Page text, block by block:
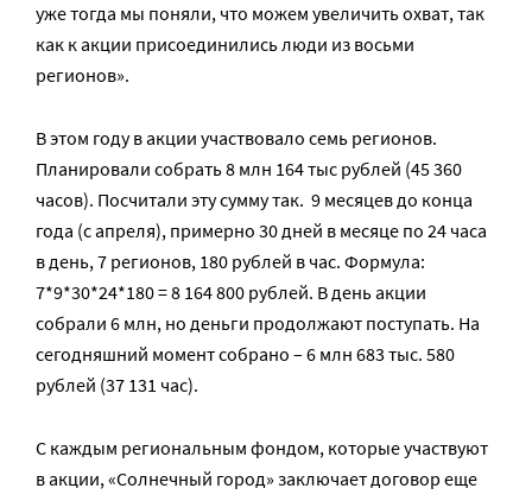
уже тогда мы поняли, что можем увеличить охват, так
как к акции присоединились люди из восьми
регионов».
В этом году в акции участвовало семь регионов.
Планировали собрать 8 млн 164 тыс рублей (45 360
часов). Посчитали эту сумму так. 9 месяцев до конца
года (с апреля), примерно 30 дней в месяце по 24 часа
в день, 7 регионов, 180 рублей в час. Формула:
7*9*30*24*180 = 8 164 800 рублей. В день акции
собрали 6 млн, но деньги продолжают поступать. На
сегодняшний момент собрано – 6 млн 683 тыс. 580
рублей (37 131 час).
С каждым региональным фондом, которые участвуют
в акции, «Солнечный город» заключает договор еще